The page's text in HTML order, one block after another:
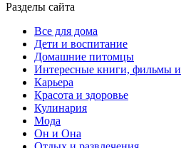
Разделы сайта
Все для дома
Дети и воспитание
Домашние питомцы
Интересные книги, фильмы
Карьера
Красота и здоровье
Кулинария
Мода
Он и Она